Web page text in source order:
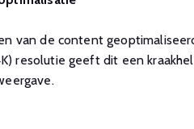
van de content
resolutie geeft dit een